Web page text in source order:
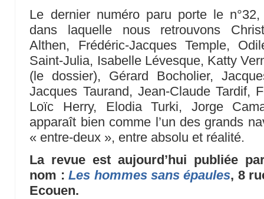
Le dernier numéro paru porte le
dans laquelle nous retrouvons
Althen, Frédéric-Jacques Temple,
Saint-Julia, Isabelle Lévesque, Katty
(le dossier), Gérard Bocholier,
Jacques Taurand, Jean-Claude Tardif,
Loïc Herry, Elodia Turki, Jorge
apparaît bien comme l’un des grands
« entre-deux », entre absolu et réalité.
La revue est aujourd’hui publiée
nom :Les hommes sans épaules, 8
Ecouen.